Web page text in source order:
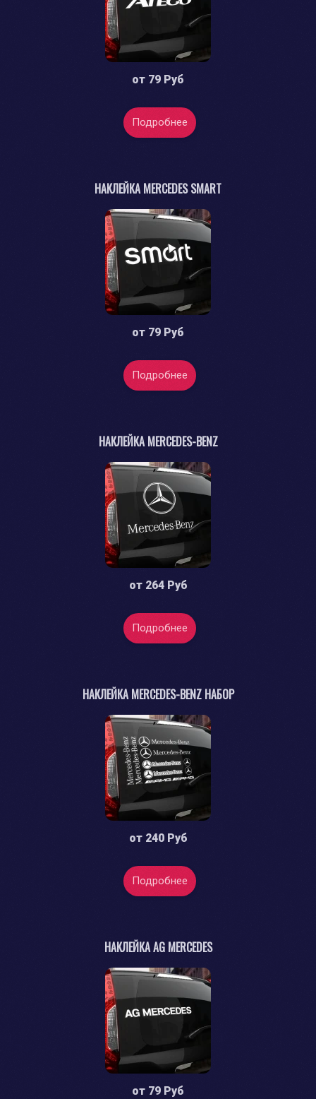
от 79 Руб
Подробнее
НАКЛЕЙКА MERCEDES SMART
от 79 Руб
Подробнее
НАКЛЕЙКА MERCEDES-BENZ
от 264 Руб
Подробнее
НАКЛЕЙКА MERCEDES-BENZ НАБОР
от 240 Руб
Подробнее
НАКЛЕЙКА AG MERCEDES
от 79 Руб